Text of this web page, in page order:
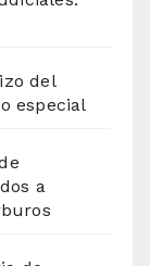
del
especial
a